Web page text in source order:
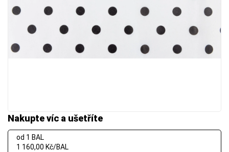
Nakupte víc a ušetříte
od 1 BAL
1 160,00 Kč/BAL